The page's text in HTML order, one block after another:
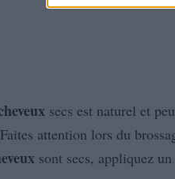
secs est naturel et
attention lors du
sont secs, appliquez